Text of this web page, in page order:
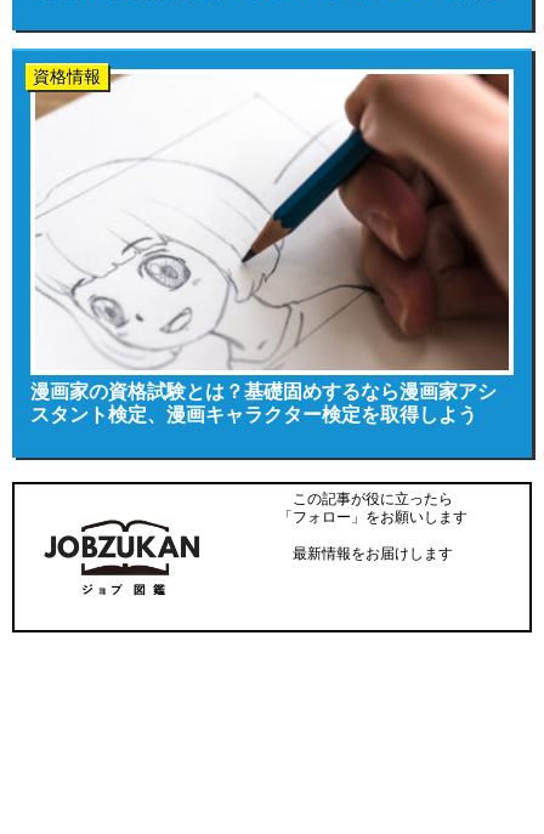
資格情報
漫画家の資格試験とは？基礎固めするなら漫画家アシ
スタント検定、漫画キャラクター検定を取得しよう
この記事が役に立ったら
「フォロー」をお願いします
最新情報をお届けします